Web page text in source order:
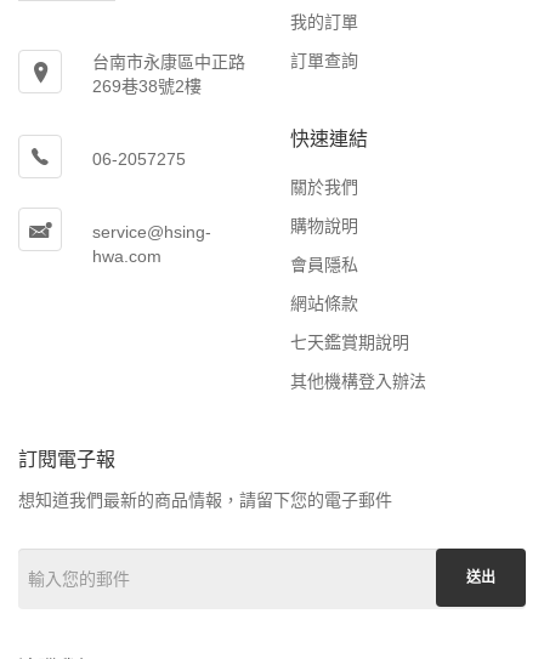
台南市永康區中正路
269巷38號2樓
06-2057275
service@hsing-
hwa.com
我的訂單
訂單查詢
快速連結
關於我們
購物說明
會員隱私
網站條款
七天鑑賞期說明
其他機構登入辦法
訂閱電子報
想知道我們最新的商品情報，請留下您的電子郵件
送出